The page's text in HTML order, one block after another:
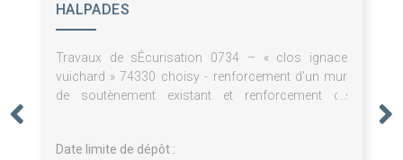
HALPADES
Travaux de sÉcurisation 0734 – « clos ignace
vuichard » 74330 choisy - renforcement d'un mur
de soutènement existant et renforcement de
Date limite de dépôt :